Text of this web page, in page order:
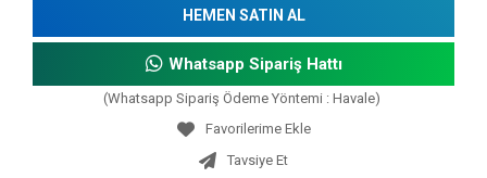
HEMEN SATIN AL
Whatsapp Sipariş Hattı
(Whatsapp Sipariş Ödeme Yöntemi : Havale)
Tavsiye Et